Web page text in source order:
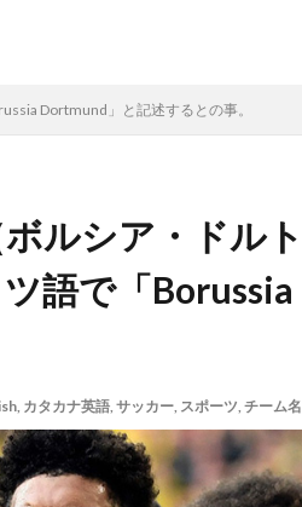
Dortmund」と記述するとの事。
ボルシア・ドル
語で「
, カタカナ英語, サッカー, スポーツ, チーム名